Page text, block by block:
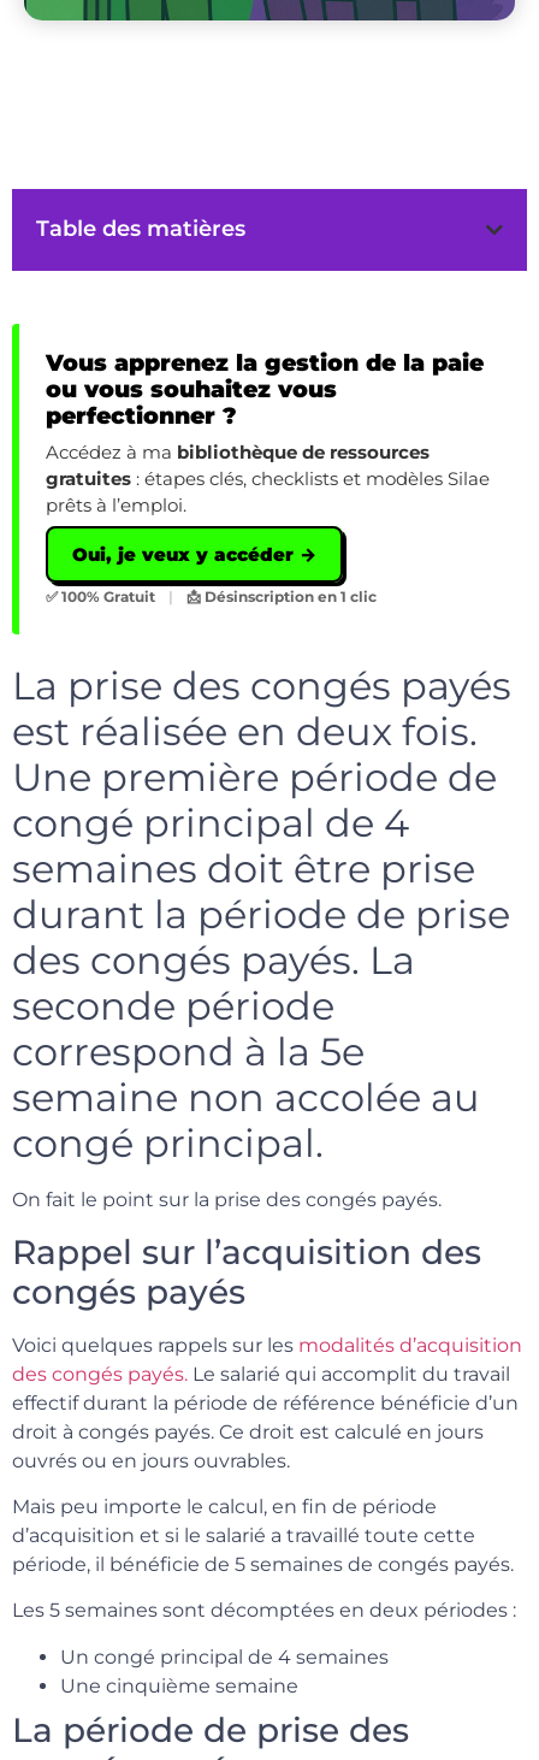
Table des matières
Vous apprenez la gestion de la paie
ou vous souhaitez vous
perfectionner ?
Accédez à ma bibliothèque de ressources
gratuites : étapes clés, checklists et modèles Silae
prêts à l’emploi.
Oui, je veux y accéder →
✅ 100% Gratuit | 📩 Désinscription en 1 clic
La prise des congés payés
est réalisée en deux fois.
Une première période de
congé principal de 4
semaines doit être prise
durant la période de prise
des congés payés. La
seconde période
correspond à la 5e
semaine non accolée au
congé principal.
On fait le point sur la prise des congés payés.
Rappel sur l’acquisition des
congés payés
Voici quelques rappels sur les modalités d’acquisition
des congés payés. Le salarié qui accomplit du travail
effectif durant la période de référence bénéficie d’un
droit à congés payés. Ce droit est calculé en jours
ouvrés ou en jours ouvrables.
Mais peu importe le calcul, en fin de période
d’acquisition et si le salarié a travaillé toute cette
période, il bénéficie de 5 semaines de congés payés.
Les 5 semaines sont décomptées en deux périodes :
Un congé principal de 4 semaines
Une cinquième semaine
La période de prise des